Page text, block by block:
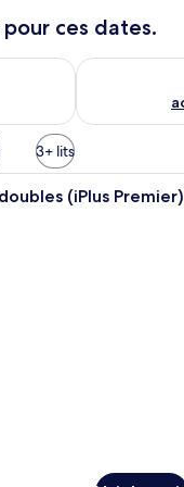
ces dates.
soir août 7 - août 8
Vérifier la
3+ lits
chambre d’hôtel
(iPlus Premier)